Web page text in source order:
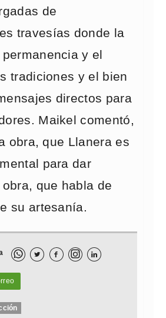
de
travesías donde la
y el
tradiciones y el bien
directos para
Maikel comentó,
obra, que Llanera es
para dar
que habla de
su artesanía.
  